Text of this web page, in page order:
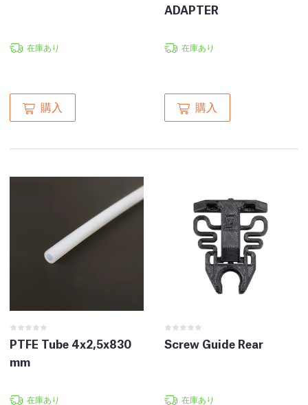
在庫あり
購入
ADAPTER
在庫あり
購入
PTFE Tube 4x2,5x830
mm
在庫あり
Screw Guide Rear
在庫あり